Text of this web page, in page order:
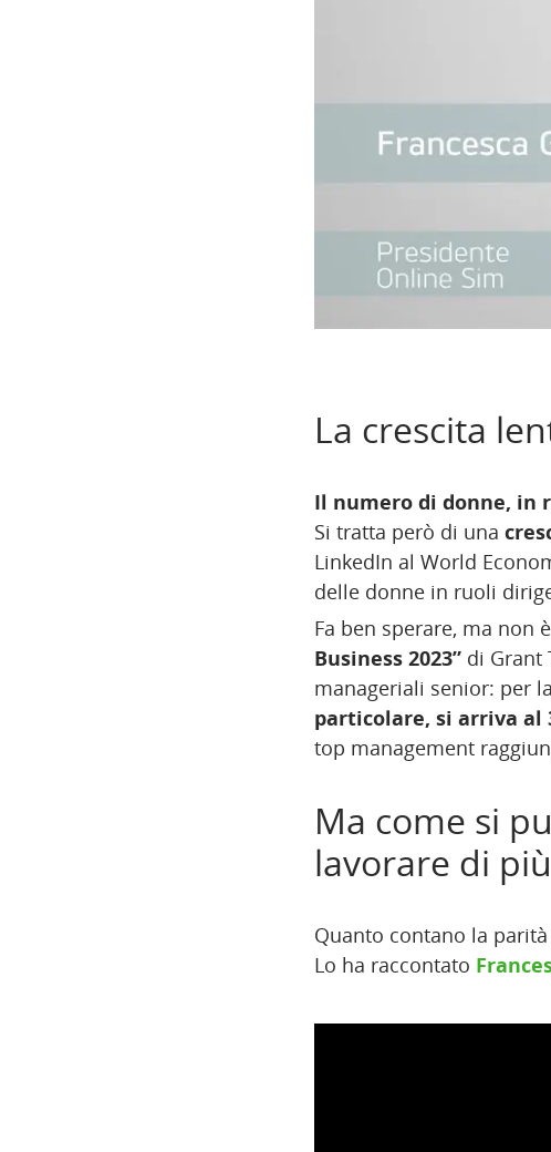
La crescita
Il numero di donne, in
Si tratta però di una
LinkedIn al World
delle donne in ruoli
Fa ben sperare, ma non
Business 2023” di Grant
manageriali senior: per
particolare, si arriva al
top management
Ma come si
lavorare di
Quanto contano la
Lo ha raccontato